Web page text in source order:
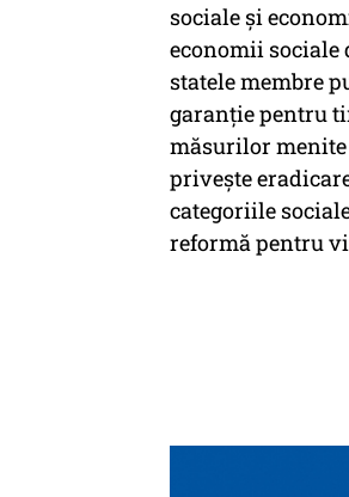
sociale și
economii sociale
statele membre
garanție pentru
măsurilor menite
privește
categoriile
reformă pentru